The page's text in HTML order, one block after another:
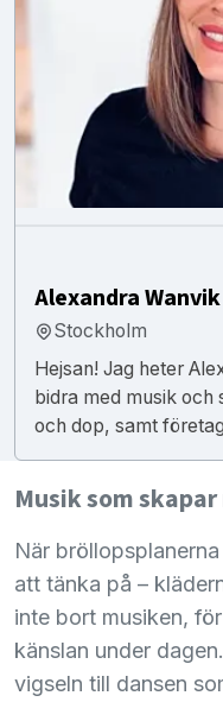
Alexandra
Stockholm
Hejsan! Jag heter
bidra med musik och
och dop, samt
Musik som
När
att tänka på –
inte bort musiken,
känslan under
vigseln till dansen